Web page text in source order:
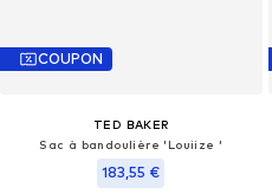
COUPON
TED BAKER
Sac à bandoulière 'Louiize '
183,55 €